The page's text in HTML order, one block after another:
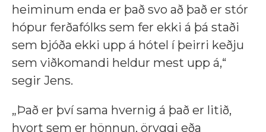
heiminum enda er það svo að það er stór
hópur ferðafólks sem fer ekki á þá staði
sem bjóða ekki upp á hótel í þeirri keðju
sem viðkomandi heldur mest upp á,“
segir Jens.
„Það er því sama hvernig á það er litið,
hvort sem er hönnun, öryggi eða